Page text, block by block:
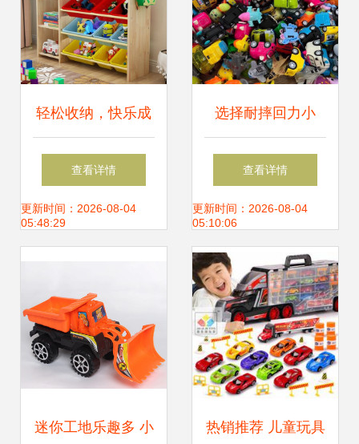
具产品上
轻松收纳，快乐成
长 实木儿童玩具收
纳架的选择与推荐
查看详情
更新时间：2026-08-04
05:48:29
选择耐摔回力小
车，让孩子在驰骋
中快乐成长
查看详情
更新时间：2026-08-04
05:10:06
迷你工地乐趣多 小 热销推荐 儿童玩具